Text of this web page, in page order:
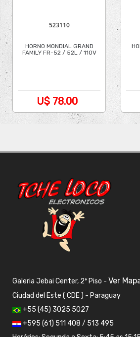
523110
HORNO MONDIAL GRAND
FAMILY FR-52 / 52L / 110V
U$ 78.00
Galeria Jebai Center, 2º Piso - Ver
Ciudad del Este ( CDE ) - Paraguay
+55 (45) 3025 5027
+595 (61) 511 408 / 513 495